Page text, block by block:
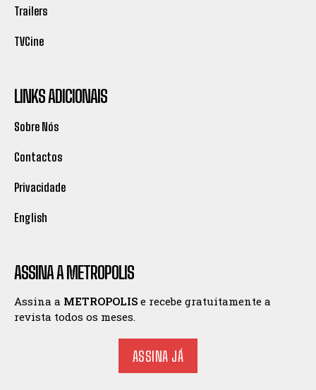
Trailers
TVCine
LINKS ADICIONAIS
Sobre Nós
Contactos
Privacidade
English
ASSINA A METROPOLIS
Assina a METROPOLIS e recebe gratuitamente a
revista todos os meses.
ASSINA JÁ